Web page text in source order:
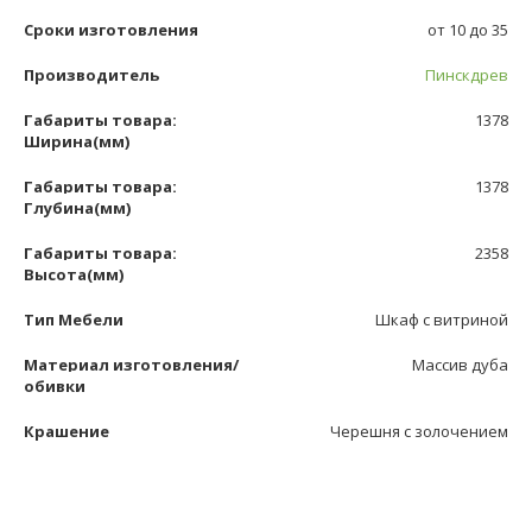
Сроки изготовления от 10 до 35
Производитель Пинскдрев
Габариты товара:
Ширина(мм)
1378
Габариты товара:
Глубина(мм)
1378
Габариты товара:
Высота(мм)
2358
Тип Мебели Шкаф с витриной
Материал изготовления/
обивки
Массив дуба
Крашение Черешня с золочением